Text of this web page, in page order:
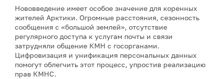
Нововведение имеет особое значение для коренных
жителей Арктики. Огромные расстояния, сезонность
сообщения с «большой землей», отсутствие
регулярного доступа к услугам почты и связи
затрудняли общение КМН с госорганами.
Цифровизация и унификация персональных данных
помогут облегчить этот процесс, упростив реализацию
прав КМНС.